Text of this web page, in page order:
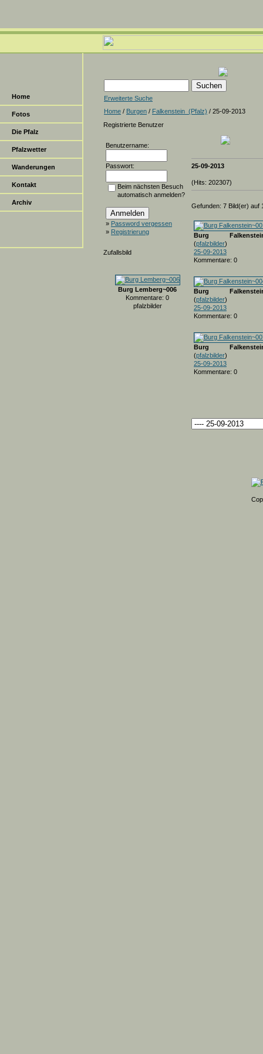
Home
Fotos
Die Pfalz
Pfalzwetter
Wanderungen
Kontakt
Archiv
Erweiterte Suche
Home / Burgen / Falkenstein_(Pfalz) / 25-09-2013
Registrierte Benutzer
Benutzername:
Passwort:
Beim nächsten Besuch
automatisch anmelden?
» Password vergessen
» Registrierung
Zufallsbild
Burg Lemberg~006
Kommentare: 0
pfalzbilder
25-09-2013
(Hits: 202307)
Gefunden: 7 Bild(er) auf
Burg
(pfalzbilder)
25-09-2013
Kommentare: 0
Burg
(pfalzbilder)
25-09-2013
Kommentare: 0
Burg
(pfalzbilder)
25-09-2013
Kommentare: 0